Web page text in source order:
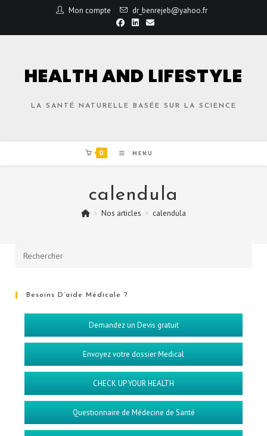
Mon compte dr_benrejeb@yahoo.fr
HEALTH AND LIFESTYLE
LA SANTÉ NATURELLE BASÉE SUR LA SCIENCE
0 MENU
calendula
> Nos articles > calendula
Besoins D’aide Médicale ?
Demandez un Devis gratuit
Envoyez votre dossier Medical
CHECK UP YOUR HEALTH
Questionnaire de Médecine de Santé